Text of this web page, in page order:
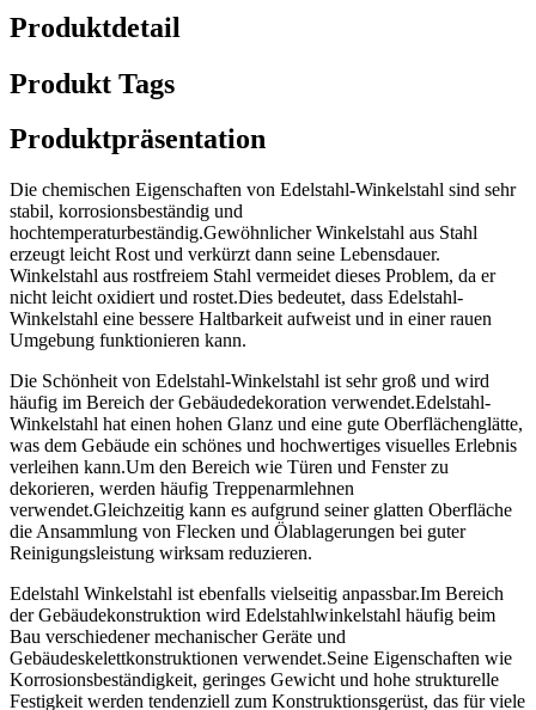
Produktdetail
Produkt Tags
Produktpräsentation
Die chemischen Eigenschaften von Edelstahl-Winkelstahl sind sehr
stabil, korrosionsbeständig und
hochtemperaturbeständig.Gewöhnlicher Winkelstahl aus Stahl
erzeugt leicht Rost und verkürzt dann seine Lebensdauer.
Winkelstahl aus rostfreiem Stahl vermeidet dieses Problem, da er
nicht leicht oxidiert und rostet.Dies bedeutet, dass Edelstahl-
Winkelstahl eine bessere Haltbarkeit aufweist und in einer rauen
Umgebung funktionieren kann.
Die Schönheit von Edelstahl-Winkelstahl ist sehr groß und wird
häufig im Bereich der Gebäudedekoration verwendet.Edelstahl-
Winkelstahl hat einen hohen Glanz und eine gute Oberflächenglätte,
was dem Gebäude ein schönes und hochwertiges visuelles Erlebnis
verleihen kann.Um den Bereich wie Türen und Fenster zu
dekorieren, werden häufig Treppenarmlehnen
verwendet.Gleichzeitig kann es aufgrund seiner glatten Oberfläche
die Ansammlung von Flecken und Ölablagerungen bei guter
Reinigungsleistung wirksam reduzieren.
Edelstahl Winkelstahl ist ebenfalls vielseitig anpassbar.Im Bereich
der Gebäudekonstruktion wird Edelstahlwinkelstahl häufig beim
Bau verschiedener mechanischer Geräte und
Gebäudeskelettkonstruktionen verwendet.Seine Eigenschaften wie
Korrosionsbeständigkeit, geringes Gewicht und hohe strukturelle
Festigkeit werden tendenziell zum Konstruktionsgerüst, das für viele